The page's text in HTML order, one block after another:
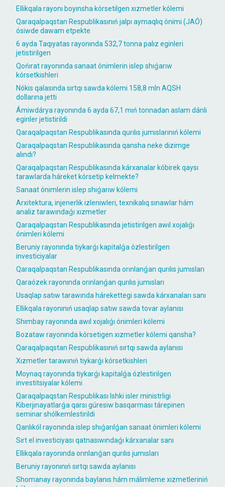
Ellikqala rayonı boyınsha kórsetilgen xızmetler kólemi
Qaraqalpaqstan Respublikasınıń jalpı aymaqlıq ónimi (JAÓ)
ósiwde dawam etpekte
6 ayda Taqıyatas rayonında 532,7 tonna palız eginleri
jetistirilgen
Qońırat rayonında sanaat ónimlerin islep shıǵarıw
kórsetkishleri
Nókis qalasında sırtqı sawda kólemi 158,8 mln AQSH
dollarına jetti
Ámiwdárya rayonında 6 ayda 67,1 mıń tonnadan aslam dánli
eginler jetistirildi
Qaraqalpaqstan Respublikasında qurılıs jumıslarınıń kólemi
Qaraqalpaqstan Respublikasında qansha neke dizimge
alındı?
Qaraqalpaqstan Respublikasında kárxanalar kóbirek qaysı
tarawlarda háreket kórsetip kelmekte?
Sanaat ónimlerin islep shıǵarıw kólemi
Arxitektura, injenerlik izleniwleri, texnikalıq sınawlar hám
analiz tarawındaǵı xızmetler
Qaraqalpaqstan Respublikasında jetistirilgen awıl xojalıǵı
ónimleri kólemi
Beruniy rayonında tiykarǵı kapitalǵa ózlestirilgen
investiciyalar
Qaraqalpaqstan Respublikasında orınlanǵan qurılıs jumısları
Qaraózek rayonında orınlanǵan qurılıs jumısları
Usaqlap satıw tarawında hárekettegi sawda kárxanaları sanı
Ellikqala rayonınıń usaqlap satıw sawda tovar aylanısı
Shımbay rayonında awıl xojalıǵı ónimleri kólemi
Bozataw rayonında kórsetigen xızmetler kólemi qansha?
Qaraqalpaqstan Respublikasınıń sırtqı sawda aylanısı
Xızmetler tarawınıń tiykarǵı kórsetkishleri
Moynaq rayonında tiykarǵı kapitalǵa ózlestirilgen
investitsiyalar kólemi
Qaraqalpaqstan Respublikası Ishki isler ministrligi
Kiberjınayatlarǵa qarsı gúresiw basqarması tárepinen
seminar shólkemlestirildi
Qanlıkól rayonında islep shıǵarılǵan sanaat ónimleri kólemi
Sırt el investiciyası qatnasıwındaǵı kárxanalar sanı
Ellikqala rayonında orınlanǵan qurılıs jumısları
Beruniy rayonınıń sırtqı sawda aylanısı
Shomanay rayonında baylanıs hám málimleme xızmetleriniń